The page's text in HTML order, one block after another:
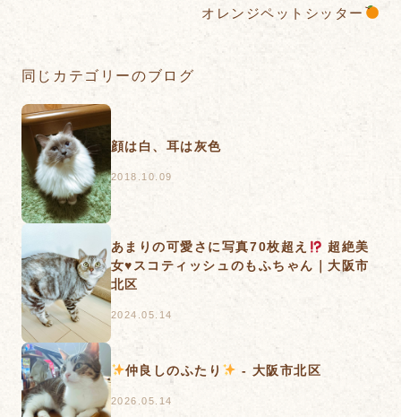
オレンジペットシッター
同じカテゴリーのブログ
顔は白、耳は灰色
2018.10.09
あまりの可愛さに写真70枚超え
超絶美
女♥ スコティッシュのもふちゃん｜大阪市
北区
2024.05.14
仲良しのふたり - 大阪市北区
2026.05.14